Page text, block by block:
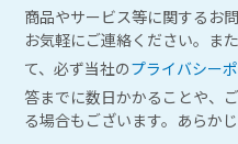
商品やサービス等に関するお
お気軽にご連絡ください。ま
て、必ず当社のプライバシー
答までに数日かかることや、
る場合もございます。あらか